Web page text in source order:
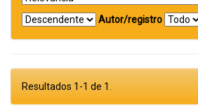
Autor/registro
Resultados 1-1 de 1.